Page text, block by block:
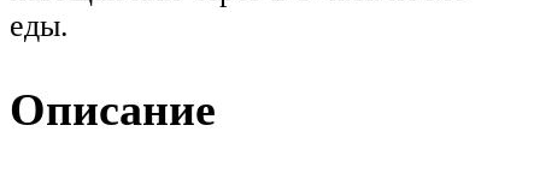
еды.
Описание